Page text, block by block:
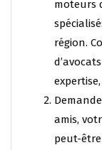
moteurs
région.
amis,
peut-